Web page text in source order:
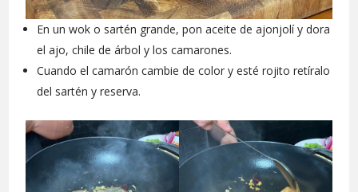
En un wok o sartén grande, pon aceite de ajonjolí y dora
el ajo, chile de árbol y los camarones.
Cuando el camarón cambie de color y esté rojito retíralo
del sartén y reserva.